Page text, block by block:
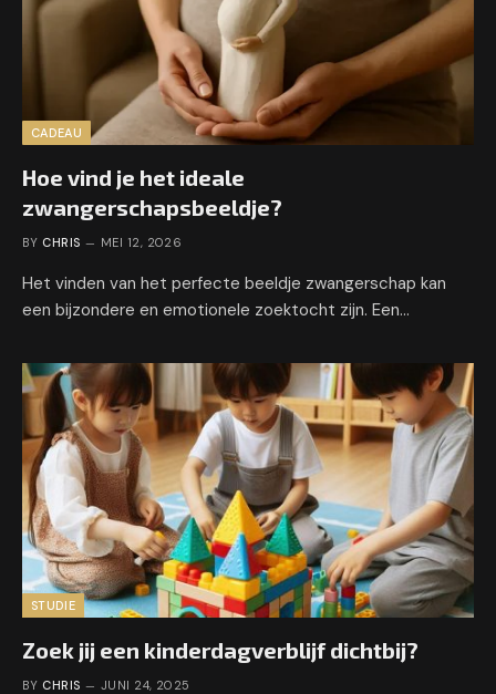
CADEAU
Hoe vind je het ideale
zwangerschapsbeeldje?
BY CHRIS MEI 12, 2026
Het vinden van het perfecte beeldje zwangerschap kan
een bijzondere en emotionele zoektocht zijn. Een…
STUDIE
Zoek jij een kinderdagverblijf dichtbij?
BY CHRIS JUNI 24, 2025